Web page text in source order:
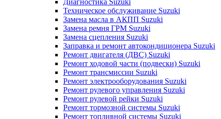
Диагностика Suzuki
Техническое обслуживание Suzuki
Замена масла в АКПП Suzuki
Замена ремня ГРМ Suzuki
Замена сцепления Suzuki
Заправка и ремонт автокондиционера Suzuki
Ремонт двигателя (ДВС) Suzuki
Ремонт ходовой части (подвески) Suzuki
Ремонт трансмиссии Suzuki
Ремонт электрооборудования Suzuki
Ремонт рулевого управления Suzuki
Ремонт рулевой рейки Suzuki
Ремонт тормозной системы Suzuki
Ремонт топливной системы Suzuki